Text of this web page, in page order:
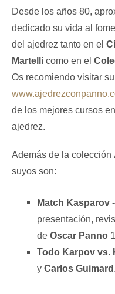
Desde los años 80,
dedicado su vida al
del ajedrez tanto en el
Martelli como en el
Os recomiendo visitar
de los mejores cursos
ajedrez.
Además de la colección
suyos son:
Match Kasparov
presentación,
de Oscar Panno
Todo Karpov vs.
y Carlos Guimard .